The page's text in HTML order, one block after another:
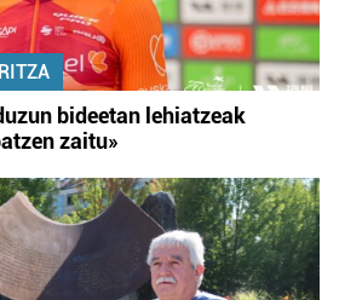
bideetan lehiatzeak
zaitu»